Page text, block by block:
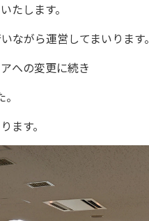
たします。
ながら運営してまいります。
への変更に続き
ます。